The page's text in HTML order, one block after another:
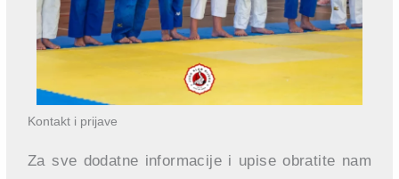
Kontakt i prijave
Za sve dodatne informacije i upise obratite nam